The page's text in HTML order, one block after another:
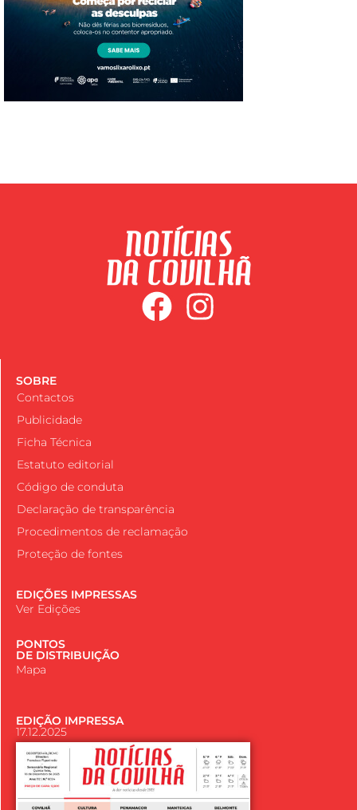
SOBRE
Contactos
Publicidade
Ficha Técnica
Estatuto editorial
Código de conduta
Declaração de transparência
Procedimentos de reclamação
Proteção de fontes
EDIÇÕES IMPRESSAS
Ver Edições
PONTOS
DE DISTRIBUIÇÃO
Mapa
EDIÇÃO IMPRESSA
17.12.2025